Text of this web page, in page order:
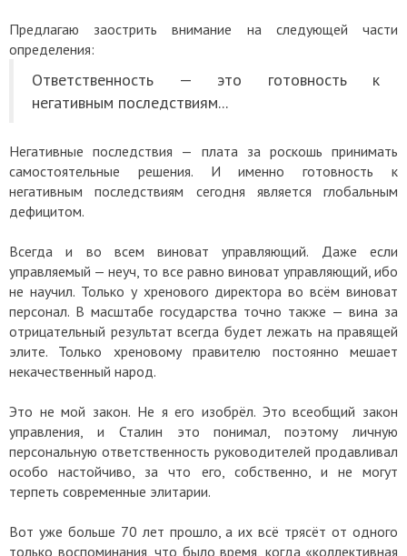
Предлагаю заострить внимание на следующей части
определения:
Ответственность — это готовность к
негативным последствиям...
Негативные последствия — плата за роскошь принимать
самостоятельные решения. И именно готовность к
негативным последствиям сегодня является глобальным
дефицитом.
Всегда и во всем виноват управляющий. Даже если
управляемый — неуч, то все равно виноват управляющий, ибо
не научил. Только у хренового директора во всём виноват
персонал. В масштабе государства точно также — вина за
отрицательный результат всегда будет лежать на правящей
элите. Только хреновому правителю постоянно мешает
некачественный народ.
Это не мой закон. Не я его изобрёл. Это всеобщий закон
управления, и Сталин это понимал, поэтому личную
персональную ответственность руководителей продавливал
особо настойчиво, за что его, собственно, и не могут
терпеть современные элитарии.
Вот уже больше 70 лет прошло, а их всё трясёт от одного
только воспоминания, что было время, когда «коллективная